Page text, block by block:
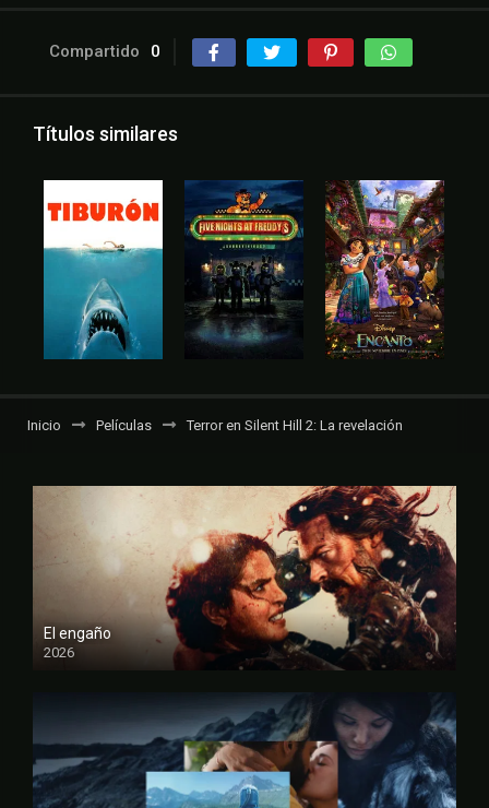
Compartido 0
Títulos similares
Inicio Películas Terror en Silent Hill 2: La revelación
El engaño
2026
FULL HD